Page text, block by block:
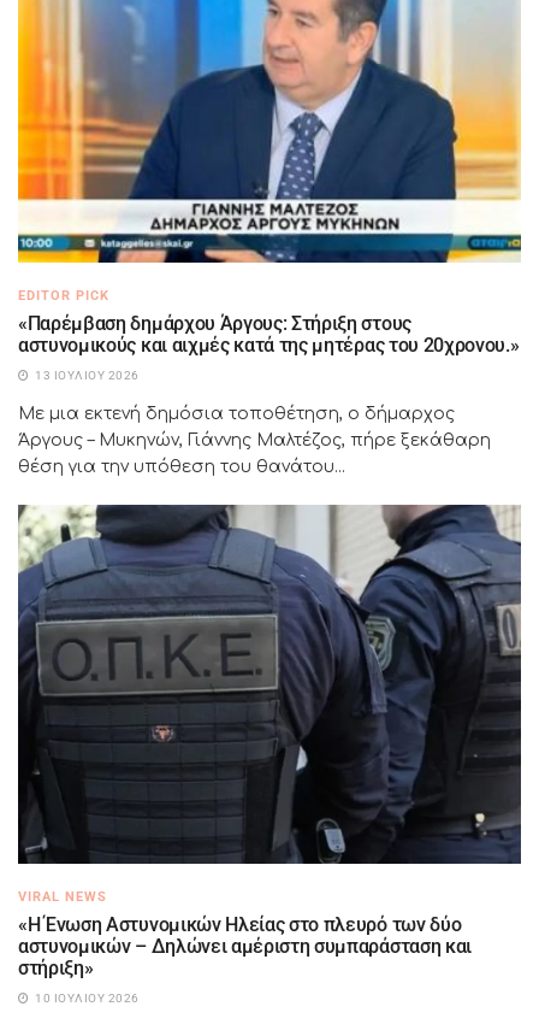
EDITOR PICK
«Παρέμβαση δημάρχου Άργους: Στήριξη στους
αστυνομικούς και αιχμές κατά της μητέρας του 20χρονου.»
13 ΙΟΥΛΊΟΥ 2026
Με μια εκτενή δημόσια τοποθέτηση, ο δήμαρχος
Άργους – Μυκηνών, Γιάννης Μαλτέζος, πήρε ξεκάθαρη
θέση για την υπόθεση του θανάτου...
VIRAL NEWS
«Η Ένωση Αστυνομικών Ηλείας στο πλευρό των δύο
αστυνομικών – Δηλώνει αμέριστη συμπαράσταση και
στήριξη»
10 ΙΟΥΛΊΟΥ 2026